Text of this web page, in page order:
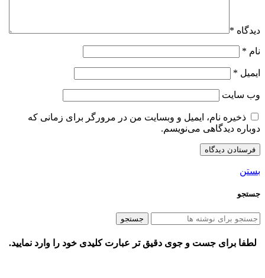
دیدگاه *
نام *
ایمیل *
وب‌ سایت
ذخیره نام، ایمیل و وبسایت من در مرورگر برای زمانی که
دوباره دیدگاهی می‌نویسم.
بستن
جستجو
جستجو
لطفا برای جست و جوی دقیق تر عبارت کلیدی خود را وارد نمایید.